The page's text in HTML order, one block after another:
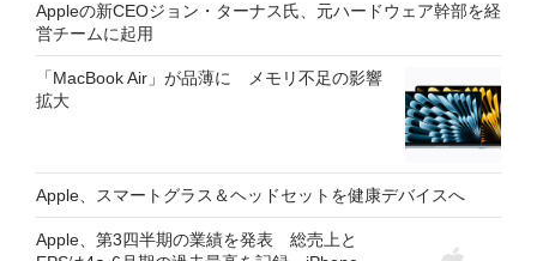
Appleの新CEOジョン・ターナス氏、元ハードウェア幹部を経
営チームに起用
「MacBook Air」が品薄に メモリ不足の影響
拡大
Apple、スマートグラス＆ヘッドセットを健康デバイスへ
Apple、第3四半期の業績を発表 総売上と